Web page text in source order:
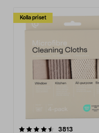
Kolla priset
3813
4.0av 5 stjärnor